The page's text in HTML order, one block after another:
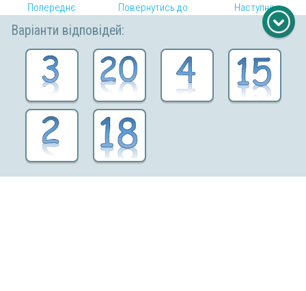
Варіанти відповідей:
Попереднє
Повернутись до
Наступне
завдання
Відправити відгук
Copyright © 2026 «МійКлас»